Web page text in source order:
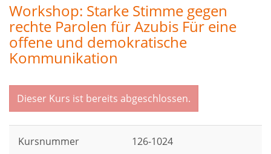
Workshop: Starke Stimme gegen
rechte Parolen für Azubis Für eine
offene und demokratische
Kommunikation
Dieser Kurs ist bereits abgeschlossen.
Kursnummer 126-1024